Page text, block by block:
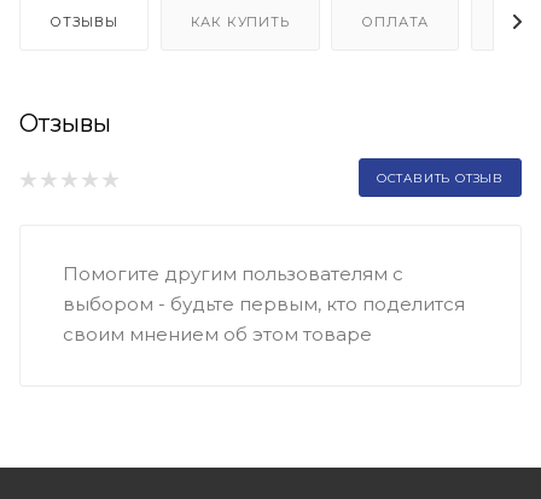
ОТЗЫВЫ КАК КУПИТЬ ОПЛАТА
Отзывы
ОСТАВИТЬ ОТЗЫВ
Помогите другим пользователям с
выбором - будьте первым, кто поделится
своим мнением об этом товаре